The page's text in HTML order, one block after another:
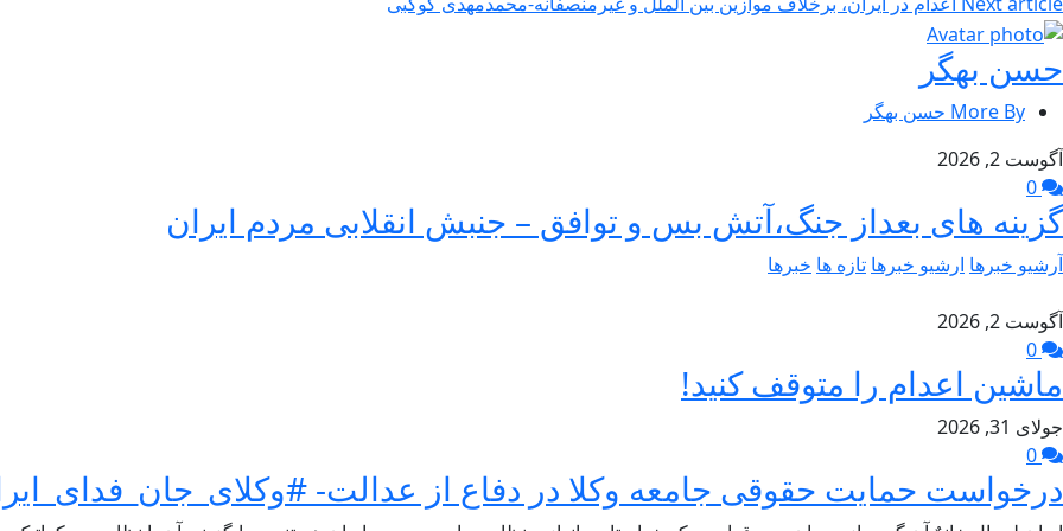
حسن بهگر
More By حسن بهگر
آگوست 2, 2026
گزینه های بعداز جنگ،آتش بس و توافق – جنبش انقلابی مردم ایران
آرشیو خبرها ارشیو خبرها تازه ها خبرها
آگوست 2, 2026
ماشین اعدام را متوقف کنید!
جولای 31, 2026
درخواست حمایت حقوقی جامعه وکلا در دفاع از عدالت-